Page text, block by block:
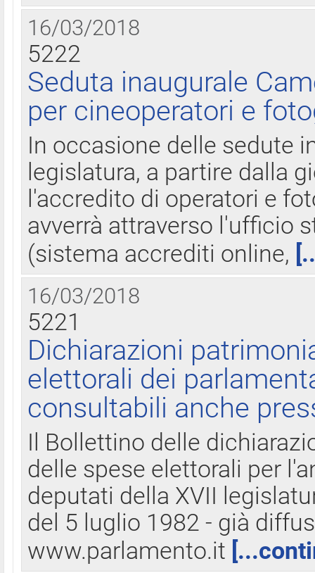
16/03/2018
5222
Seduta inaugurale
per cineoperatori e
In occasione delle sedute
legislatura, a partire dalla
l'accredito di operatori e
avverrà attraverso l'ufficio
(sistema accrediti online,
16/03/2018
5221
Dichiarazioni
elettorali dei
consultabili anche
Il Bollettino delle
delle spese elettorali per
deputati della XVII
del 5 luglio 1982 - già
www.parlamento.it